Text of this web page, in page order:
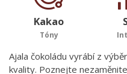
Kakao
Tóny
Ajala čokoládu vyrábí z
kvality. Poznejte